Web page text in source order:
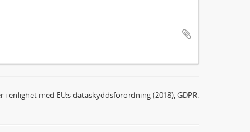
med EU:s dataskyddsförordning (2018), GDPR.